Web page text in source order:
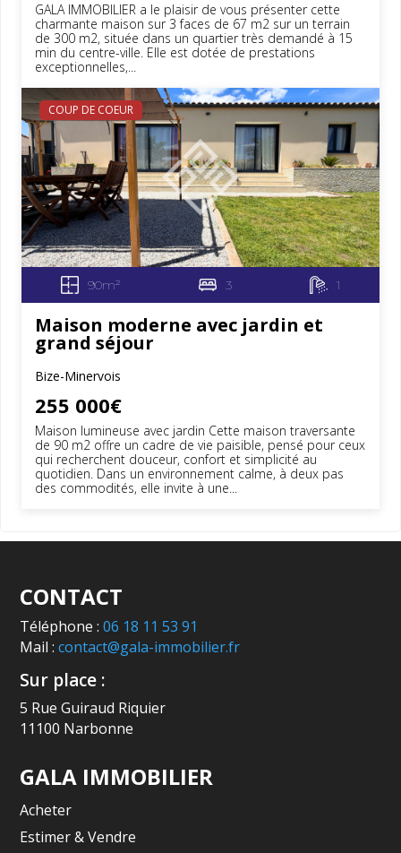
GALA IMMOBILIER a le plaisir de vous présenter cette
charmante maison sur 3 faces de 67 m2 sur un terrain
de 300 m2, située dans un quartier très demandé à 15
min du centre-ville. Elle est dotée de prestations
exceptionnelles,...
COUP DE COEUR
90m² 3 1
Maison moderne avec jardin et
grand séjour
Bize-Minervois
255 000€
Maison lumineuse avec jardin Cette maison traversante
de 90 m2 offre un cadre de vie paisible, pensé pour ceux
qui recherchent douceur, confort et simplicité au
quotidien. Dans un environnement calme, à deux pas
des commodités, elle invite à une...
CONTACT
Téléphone :06 18 11 53 91
Mail :contact@gala-immobilier.fr
Sur place :
5 Rue Guiraud Riquier
11100 Narbonne
GALA IMMOBILIER
Acheter
Estimer & Vendre